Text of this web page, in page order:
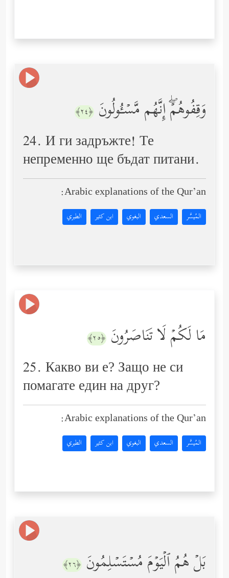
وَقِفُوهُمۡۖ إِنَّهُم مَّسۡـُٔولُونَ ﴿٢٤﴾
24. И ги задръжте! Те
непременно ще бъдат питани.
Arabic explanations of the Qur’an:
المُيسَّر السعدي البغوي ابن كثير الطبري
مَا لَكُمۡ لَا تَنَاصَرُونَ ﴿٢٥﴾
25. Какво ви е? Защо не си
помагате един на друг?
Arabic explanations of the Qur’an:
المُيسَّر السعدي البغوي ابن كثير الطبري
بَلۡ هُمُ ٱلۡیَوۡمَ مُسۡتَسۡلِمُونَ ﴿٢٦﴾